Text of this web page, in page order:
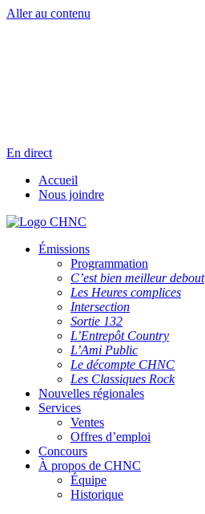
Aller au contenu
En direct
Accueil
Nous joindre
Émissions
Programmation
C’est bien meilleur debout
Les Heures complices
Intersection
Sortie 132
L’Entrepôt Country
L’Ami Public
Le décompte CHNC
Les Classiques Rock
Nouvelles régionales
Services
Ventes
Offres d’emploi
Concours
À propos de CHNC
Équipe
Historique